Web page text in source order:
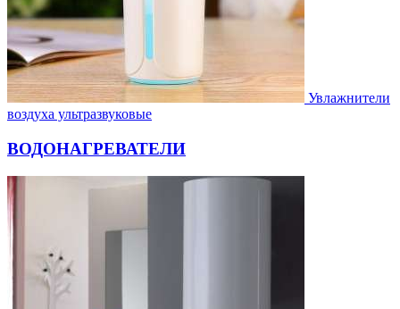
Увлажнители
воздуха ультразвуковые
ВОДОНАГРЕВАТЕЛИ